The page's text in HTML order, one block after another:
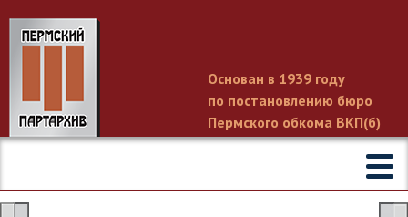
Основан в 1939 году
по постановлению бюро
Пермского обкома ВКП(б)